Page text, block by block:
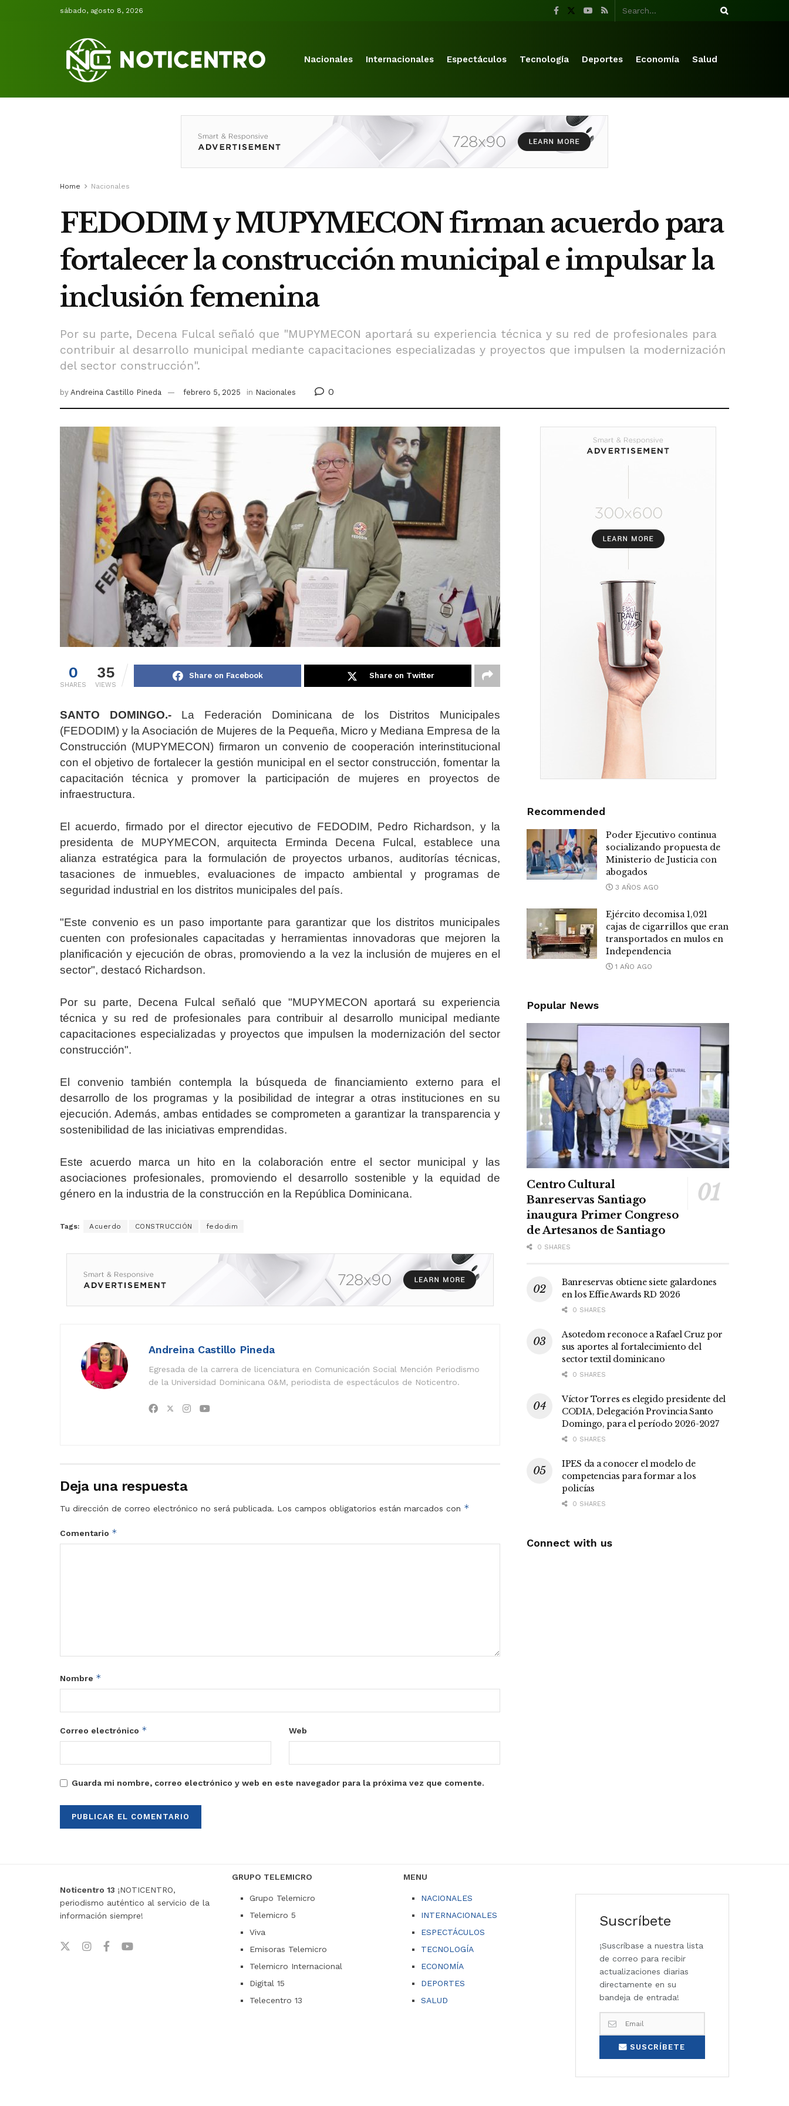
sábado, agosto 8, 2026
Nacionales Internacionales Espectáculos Tecnología Deportes Economía Salud
Home Nacionales
FEDODIM y MUPYMECON firman acuerdo para
fortalecer la construcción municipal e impulsar la
inclusión femenina
Por su parte, Decena Fulcal señaló que "MUPYMECON aportará su experiencia técnica y su red de profesionales para
contribuir al desarrollo municipal mediante capacitaciones especializadas y proyectos que impulsen la modernización
del sector construcción".
by Andreina Castillo Pineda febrero 5, 2025 in Nacionales 0
0
SHARES
35
VIEWS
Share on Facebook Share on Twitter
SANTO DOMINGO.-La Federación Dominicana de los Distritos Municipales
(FEDODIM) y la Asociación de Mujeres de la Pequeña, Micro y Mediana Empresa de la
Construcción (MUPYMECON) firmaron un convenio de cooperación interinstitucional
con el objetivo de fortalecer la gestión municipal en el sector construcción, fomentar la
capacitación técnica y promover la participación de mujeres en proyectos de
infraestructura.
El acuerdo, firmado por el director ejecutivo de FEDODIM, Pedro Richardson, y la
presidenta de MUPYMECON, arquitecta Erminda Decena Fulcal, establece una
alianza estratégica para la formulación de proyectos urbanos, auditorías técnicas,
tasaciones de inmuebles, evaluaciones de impacto ambiental y programas de
seguridad industrial en los distritos municipales del país.
"Este convenio es un paso importante para garantizar que los distritos municipales
cuenten con profesionales capacitadas y herramientas innovadoras que mejoren la
planificación y ejecución de obras, promoviendo a la vez la inclusión de mujeres en el
sector", destacó Richardson.
Por su parte, Decena Fulcal señaló que "MUPYMECON aportará su experiencia
técnica y su red de profesionales para contribuir al desarrollo municipal mediante
capacitaciones especializadas y proyectos que impulsen la modernización del sector
construcción".
El convenio también contempla la búsqueda de financiamiento externo para el
desarrollo de los programas y la posibilidad de integrar a otras instituciones en su
ejecución. Además, ambas entidades se comprometen a garantizar la transparencia y
sostenibilidad de las iniciativas emprendidas.
Este acuerdo marca un hito en la colaboración entre el sector municipal y las
asociaciones profesionales, promoviendo el desarrollo sostenible y la equidad de
género en la industria de la construcción en la República Dominicana.
Tags: Acuerdo CONSTRUCCIÓN fedodim
Andreina Castillo Pineda
Egresada de la carrera de licenciatura en Comunicación Social Mención Periodismo
de la Universidad Dominicana O&M, periodista de espectáculos de Noticentro.
Deja una respuesta
Tu dirección de correo electrónico no será publicada. Los campos obligatorios están marcados con *
Comentario *
Nombre *
Correo electrónico * Web
Guarda mi nombre, correo electrónico y web en este navegador para la próxima vez que comente.
Recommended
Poder Ejecutivo continua
socializando propuesta de
Ministerio de Justicia con
abogados
3 AÑOS AGO
Ejército decomisa 1,021
cajas de cigarrillos que eran
transportados en mulos en
Independencia
1 AÑO AGO
Popular News
Centro Cultural
Banreservas Santiago
inaugura Primer Congreso
de Artesanos de Santiago
0 SHARES
Banreservas obtiene siete galardones
en los Effie Awards RD 2026
0 SHARES
Asotedom reconoce a Rafael Cruz por
sus aportes al fortalecimiento del
sector textil dominicano
0 SHARES
Víctor Torres es elegido presidente del
CODIA, Delegación Provincia Santo
Domingo, para el período 2026-2027
0 SHARES
IPES da a conocer el modelo de
competencias para formar a los
policías
0 SHARES
Connect with us
Noticentro 13 ¡NOTICENTRO,
periodismo auténtico al servicio de la
información siempre!
GRUPO TELEMICRO
Grupo Telemicro
Telemicro 5
Viva
Emisoras Telemicro
Telemicro Internacional
Digital 15
Telecentro 13
MENU
NACIONALES
INTERNACIONALES
ESPECTÁCULOS
TECNOLOGÍA
ECONOMÍA
DEPORTES
SALUD
Suscríbete
¡Suscríbase a nuestra lista
de correo para recibir
actualizaciones diarias
directamente en su
bandeja de entrada!
SUSCRÍBETE